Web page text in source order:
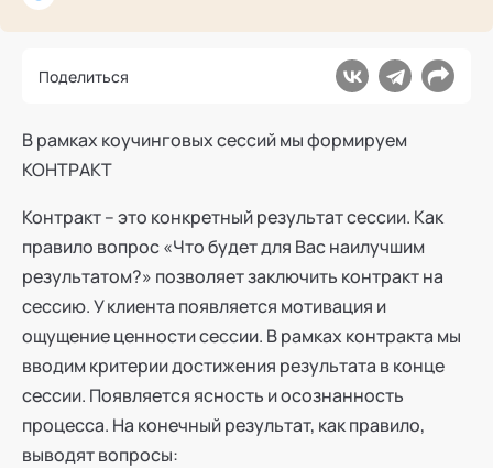
Поделиться
В рамках коучинговых сессий мы формируем
КОНТРАКТ
Контракт – это конкретный результат сессии. Как
правило вопрос «Что будет для Вас наилучшим
результатом?» позволяет заключить контракт на
сессию. У клиента появляется мотивация и
ощущение ценности сессии. В рамках контракта мы
вводим критерии достижения результата в конце
сессии. Появляется ясность и осознанность
процесса. На конечный результат, как правило,
выводят вопросы: